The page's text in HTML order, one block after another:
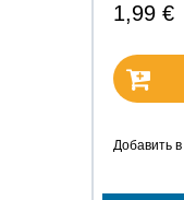
1,99 €
Добавить в